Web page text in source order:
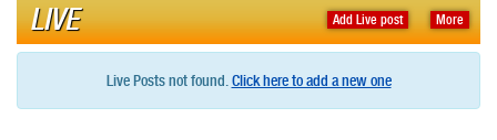
More
Add Live post
LIVE
Live Posts not found. Click here to add a new one